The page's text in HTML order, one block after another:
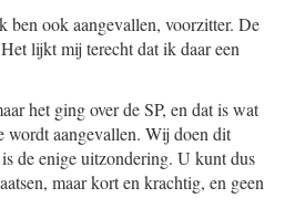
ben ook aangevallen, voorzitter. De
lijkt mij terecht dat ik daar een
het ging over de SP, en dat is wat
wordt aangevallen. Wij doen dit
de enige uitzondering. U kunt dus
maar kort en krachtig, en geen